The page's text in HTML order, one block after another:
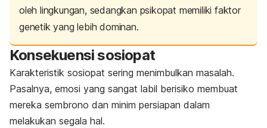
oleh lingkungan, sedangkan psikopat memiliki faktor
genetik yang lebih dominan.
Konsekuensi sosiopat
Karakteristik sosiopat sering menimbulkan masalah.
Pasalnya, emosi yang sangat labil berisiko membuat
mereka sembrono dan minim persiapan dalam
melakukan segala hal.